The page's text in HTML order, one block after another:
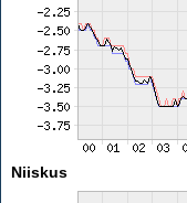
Niiskus